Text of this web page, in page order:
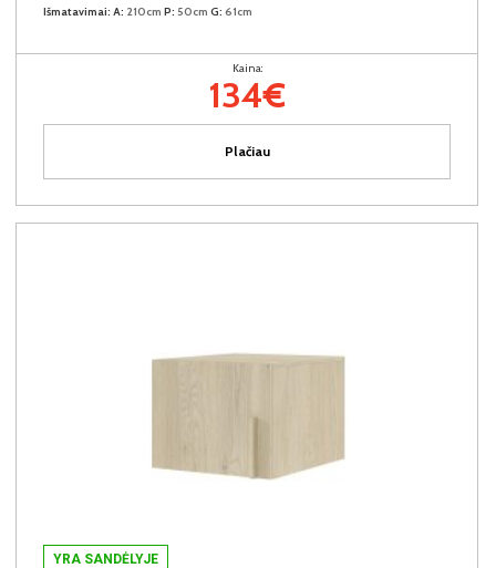
Išmatavimai: A: 210cm P: 50cm G: 61cm
Kaina:
134€
Plačiau
YRA SANDĖLYJE